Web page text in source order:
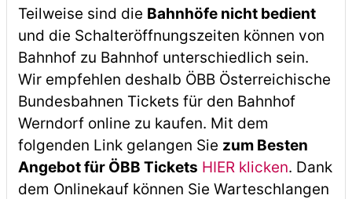
Teilweise sind die Bahnhöfe nicht bedient
und die Schalteröffnungszeiten können von
Bahnhof zu Bahnhof unterschiedlich sein.
Wir empfehlen deshalb ÖBB Österreichische
Bundesbahnen Tickets für den Bahnhof
Werndorf online zu kaufen. Mit dem
folgenden Link gelangen Sie zum Besten
Angebot für ÖBB Tickets HIER klicken. Dank
dem Onlinekauf können Sie Warteschlangen